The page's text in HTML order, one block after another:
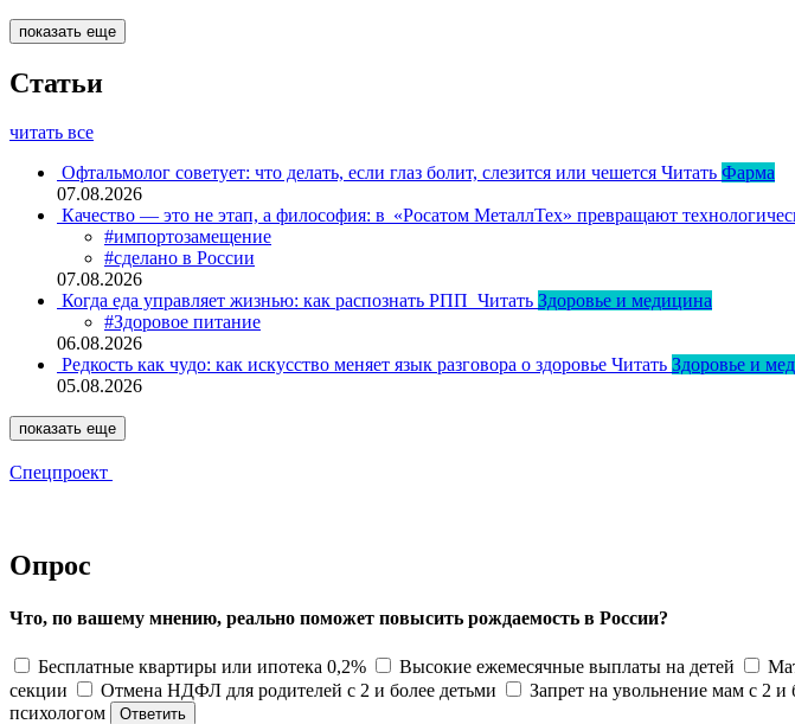
показать еще
Статьи
читать все
Офтальмолог советует: что делать, если глаз болит, слезится или чешется Читать Фарма
07.08.2026
Качество — это не этап, а философия: в «Росатом МеталлТех» превращают
#импортозамещение
#сделано в России
07.08.2026
Когда еда управляет жизнью: как распознать РПП Читать Здоровье и медицина
#Здоровое питание
06.08.2026
Редкость как чудо: как искусство меняет язык разговора о здоровье Читать Здоровье и
05.08.2026
показать еще
Спецпроект
Опрос
Что, по вашему мнению, реально поможет повысить рождаемость в России?
Бесплатные квартиры или ипотека 0,2% Высокие ежемесячные выплаты на детей
секции
Отмена НДФЛ для родителей с 2 и более детьми Запрет на увольнение мам с 2 и
психологом